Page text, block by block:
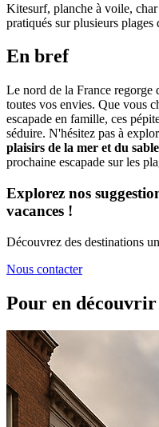
Kitesurf, planche à voile,
pratiqués sur plusieurs plages
En bref
Le nord de la France regorge
toutes vos envies. Que vous
escapade en famille, ces
séduire. N'hésitez pas à
plaisirs de la mer et du sable
prochaine escapade sur les
Explorez nos
vacances !
Découvrez des destinations
Nous contacter
Pour en